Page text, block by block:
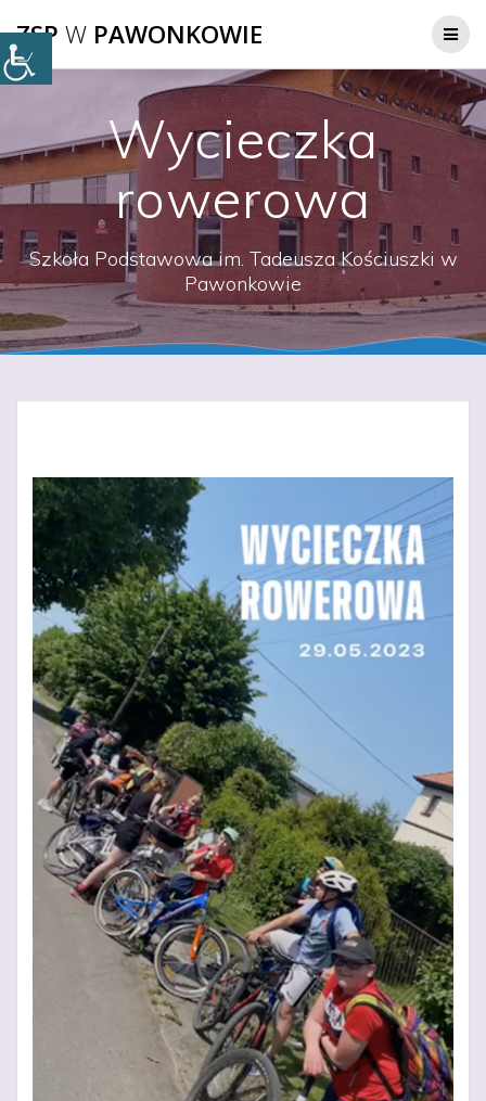
do
ZSP W PAWONKOWIE
Wycieczka
rowerowa
Szkoła Podstawowa im. Tadeusza Kościuszki w
Pawonkowie